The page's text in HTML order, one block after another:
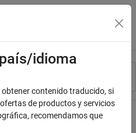
de navegación
idioma
contenido traducido, si
de productos y servicios
recomendamos que